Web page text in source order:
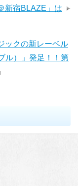
新宿BLAZE」は
ックの新レーベル
ル）」発足！！第
」